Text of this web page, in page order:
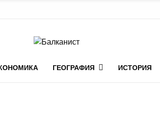
ГЕОГРАФИЯ ИСТОРИЯ